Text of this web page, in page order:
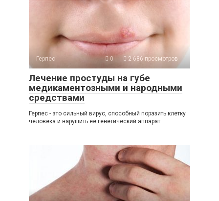
Герпес 0 2 686 просмотров
Лечение простуды на губе
медикаментозными и народными
средствами
Герпес - это сильный вирус, способный поразить клетку
человека и нарушить ее генетический аппарат.